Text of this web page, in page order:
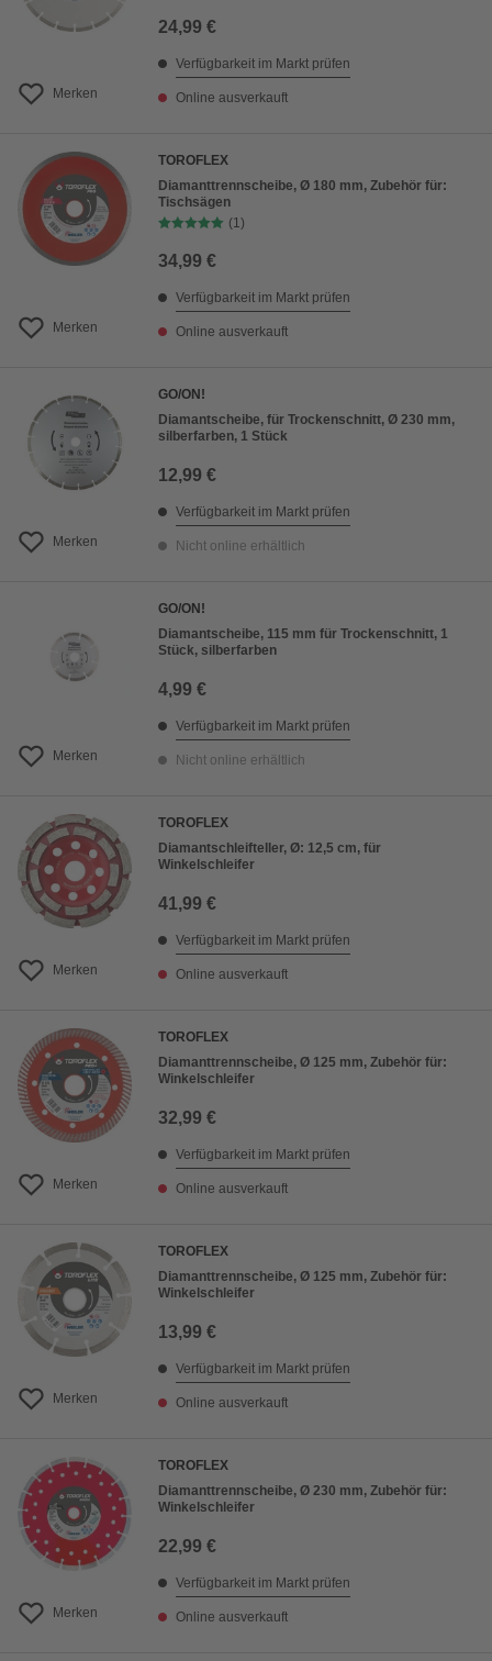
Merken
24,99 €
Verfügbarkeit im Markt prüfen
Online ausverkauft
Merken
TOROFLEX
Diamanttrennscheibe, Ø 180 mm, Zubehör für:
Tischsägen
(1)
34,99 €
Verfügbarkeit im Markt prüfen
Online ausverkauft
Merken
GO/ON!
Diamantscheibe, für Trockenschnitt, Ø 230 mm,
silberfarben, 1 Stück
12,99 €
Verfügbarkeit im Markt prüfen
Nicht online erhältlich
Merken
GO/ON!
Diamantscheibe, 115 mm für Trockenschnitt, 1
Stück, silberfarben
4,99 €
Verfügbarkeit im Markt prüfen
Nicht online erhältlich
Merken
TOROFLEX
Diamantschleifteller, Ø: 12,5 cm, für
Winkelschleifer
41,99 €
Verfügbarkeit im Markt prüfen
Online ausverkauft
Merken
TOROFLEX
Diamanttrennscheibe, Ø 125 mm, Zubehör für:
Winkelschleifer
32,99 €
Verfügbarkeit im Markt prüfen
Online ausverkauft
Merken
TOROFLEX
Diamanttrennscheibe, Ø 125 mm, Zubehör für:
Winkelschleifer
13,99 €
Verfügbarkeit im Markt prüfen
Online ausverkauft
Merken
TOROFLEX
Diamanttrennscheibe, Ø 230 mm, Zubehör für:
Winkelschleifer
22,99 €
Verfügbarkeit im Markt prüfen
Online ausverkauft